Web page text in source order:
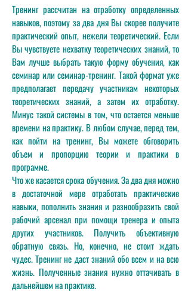
Тренинг рассчитан на отработку определенных
навыков, поэтому за два дня Вы скорее получите
практический опыт, нежели теоретический. Если
Вы чувствуете нехватку теоретических знаний, то
Вам лучше выбрать такую форму обучения, как
семинар или семинар-тренинг. Такой формат уже
предполагает передачу участникам некоторых
теоретических знаний, а затем их отработку.
Минус такой системы в том, что остается меньше
времени на практику. В любом случае, перед тем,
как пойти на тренинг, Вы можете обговорить
объем и пропорцию теории и практики в
программе.
Что же касается срока обучения. За два дня можно
в достаточной мере отработать практические
навыки, пополнить знания и разнообразить свой
рабочий арсенал при помощи тренера и опыта
других участников. Получить объективную
обратную связь. Но, конечно, не стоит ждать
чудес. Тренинг не даст знаний обо всем и на всю
жизнь. Полученные знания нужно оттачивать в
дальнейшем на практике.